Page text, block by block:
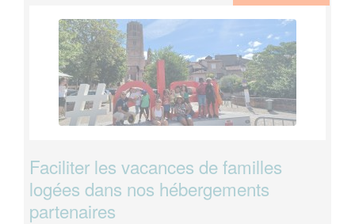
Faciliter les vacances de familles
logées dans nos hébergements
partenaires